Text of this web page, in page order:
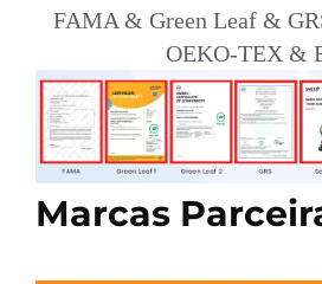
FAMA & Green Leaf &
OEKO-TEX &
Marcas